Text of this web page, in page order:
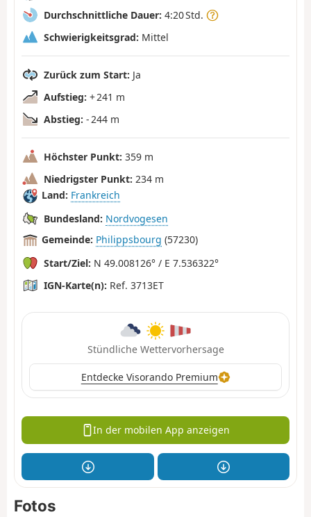
Durchschnittliche Dauer: 4:20 Std.
Schwierigkeitsgrad: Mittel
Zurück zum Start: Ja
Aufstieg: + 241 m
Abstieg: - 244 m
Höchster Punkt: 359 m
Niedrigster Punkt: 234 m
Land: Frankreich
Bundesland: Nordvogesen
Gemeinde: Philippsbourg (57230)
Start/Ziel: N 49.008126° / E 7.536322°
IGN-Karte(n): Ref. 3713ET
Stündliche Wettervorhersage
Entdecke Visorando Premium
In der mobilen App anzeigen
Fotos